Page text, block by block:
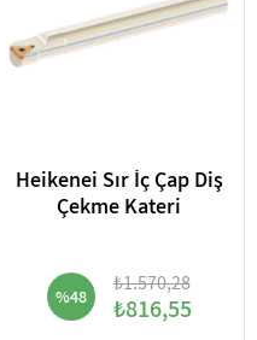
Heikenei Sır İç Çap Diş
Çekme Kateri
%48 ₺1.570,28
₺816,55